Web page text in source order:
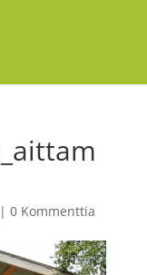
0 Kommenttia